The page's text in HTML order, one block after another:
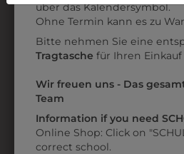
SERVIERSCHÜRZE
OLD FASHION
€ 20,90
Datenschutzerklärungbzw. im
über das Kalendersymbol.
Ohne Termin kann es zu
Bitte nehmen Sie eine
Tragtasche für Ihren
Wir freuen uns - Das
Team
Information if you need
Online Shop: Click on
correct school.